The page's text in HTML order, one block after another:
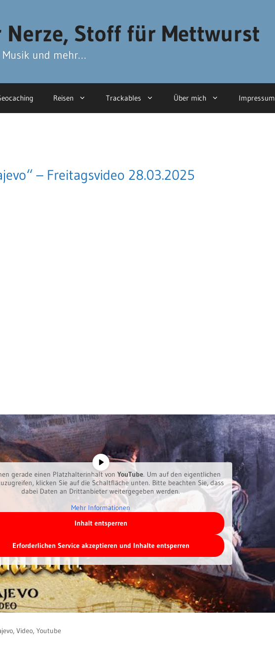
Nerze, Stoff für Mettwurst
Musik und mehr…
Reisen Trackables Über mich Impressum
– Freitagsvideo 28.03.2025
gerade einen Platzhalterinhalt von YouTube. Um auf den eigentlichen
klicken Sie auf die Schaltfläche unten. Bitte beachten Sie, dass
dabei Daten an Drittanbieter weitergegeben werden.
Mehr Informationen
Inhalt entsperren
Erforderlichen Service akzeptieren und Inhalte entsperren
, Video, Youtube